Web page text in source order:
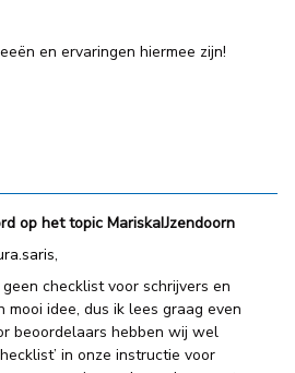
en ervaringen hiermee zijn!
op het topic MariskaIJzendoorn
,
checklist voor schrijvers en
mooi idee, dus ik lees graag even
beoordelaars hebben wij wel
in onze instructie voor